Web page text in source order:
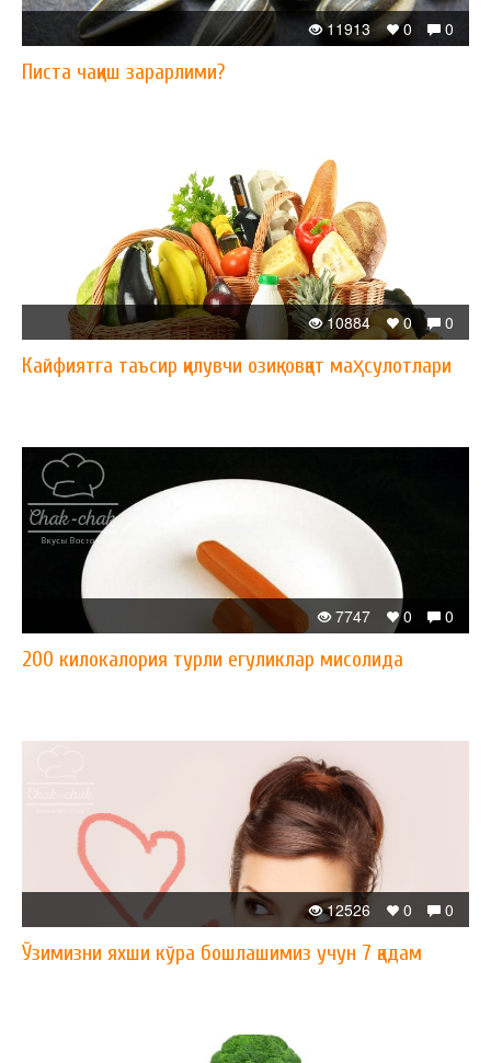
0
0
11913
Писта чақиш зарарлими?
0
0
10884
Кайфиятга таъсир қилувчи озиқ-овқат маҳсулотлари
0
0
7747
200 килокалория турли егуликлар мисолида
0
0
12526
Ўзимизни яхши кўра бошлашимиз учун 7 қадам